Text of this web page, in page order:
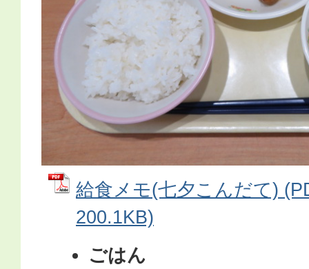
給食メモ(七夕こんだて)
200.1KB)
ごはん